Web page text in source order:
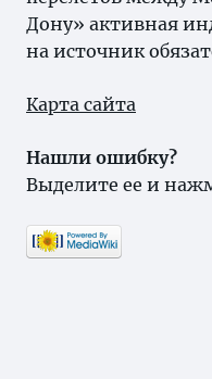
Дону» активная
на источник
Карта сайта
Нашли ошибку?
Выделите ее и